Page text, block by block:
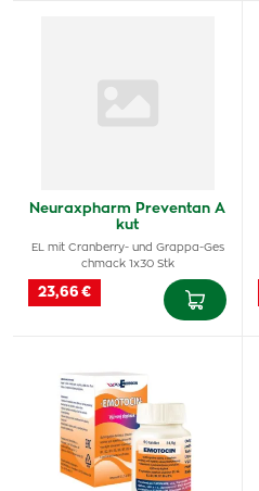
Neuraxpharm Preventan A
kut
EL mit Cranberry- und Grappa-Ges
chmack 1x30 Stk
23,66 €